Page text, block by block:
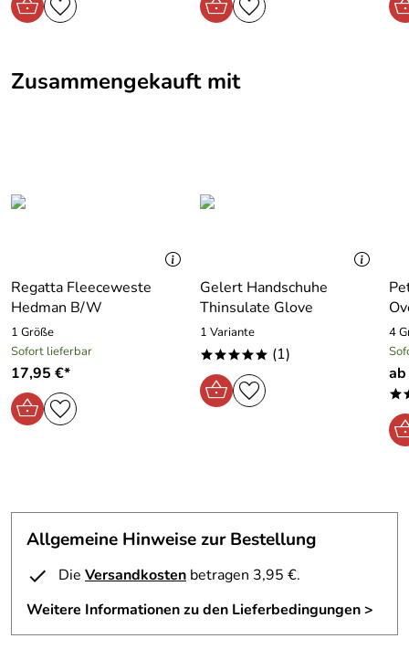
Zusammengekauft mit
Regatta Fleeceweste
Hedman B/W
1 Größe
Sofort lieferbar
17,95 €*
Gelert Handschuhe
Thinsulate Glove
1 Variante
***** (1)
4
Allgemeine Hinweise zur Bestellung
Die Versandkosten betragen 3,95 €.
Weitere Informationen zu den Lieferbedingungen >